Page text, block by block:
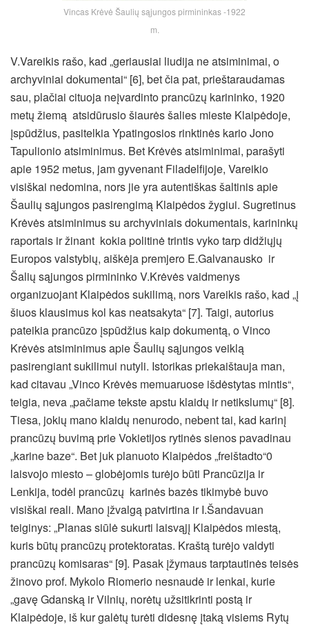
Vincas Krėvė Šaulių sąjungos pirmininkas -1922
m.
V.Vareikis rašo, kad „geriausiai liudija ne atsiminimai, o
archyviniai dokumentai“ [6], bet čia pat, prieštaraudamas
sau, plačiai cituoja neįvardinto prancūzų karininko, 1920
metų žiemą atsidūrusio šiaurės šalies mieste Klaipėdoje,
įspūdžius, pasitelkia Ypatingosios rinktinės kario Jono
Tapulionio atsiminimus. Bet Krėvės atsiminimai, parašyti
apie 1952 metus, jam gyvenant Filadelfijoje, Vareikio
visiškai nedomina, nors jie yra autentiškas šaltinis apie
Šaulių sąjungos pasirengimą Klaipėdos žygiui. Sugretinus
Krėvės atsiminimus su archyviniais dokumentais, karininkų
raportais ir žinant kokia politinė trintis vyko tarp didžiųjų
Europos valstybių, aiškėja premjero E.Galvanausko ir
Šalių sąjungos pirmininko V.Krėvės vaidmenys
organizuojant Klaipėdos sukilimą, nors Vareikis rašo, kad „į
šiuos klausimus kol kas neatsakyta“ [7]. Taigi, autorius
pateikia prancūzo įspūdžius kaip dokumentą, o Vinco
Krėvės atsiminimus apie Šaulių sąjungos veiklą
pasirengiant sukilimui nutyli. Istorikas priekaištauja man,
kad citavau „Vinco Krėvės memuaruose išdėstytas mintis“,
teigia, neva „pačiame tekste apstu klaidų ir netikslumų“ [8].
Tiesa, jokių mano klaidų nenurodo, nebent tai, kad karinį
prancūzų buvimą prie Vokietijos rytinės sienos pavadinau
„karine baze“. Bet juk planuoto Klaipėdos „freištadto“0
laisvojo miesto – globėjomis turėjo būti Prancūzija ir
Lenkija, todėl prancūzų karinės bazės tikimybė buvo
visiškai reali. Mano įžvalgą patvirtina ir I.Šandavuan
teiginys: „Planas siūlė sukurti laisvąjį Klaipėdos miestą,
kuris būtų prancūzų protektoratas. Kraštą turėjo valdyti
prancūzų komisaras“ [9]. Pasak įžymaus tarptautinės teisės
žinovo prof. Mykolo Riomerio nesnaudė ir lenkai, kurie
„gavę Gdanską ir Vilnių, norėtų užsitikrinti postą ir
Klaipėdoje, iš kur galėtų turėti didesnę įtaką visiems Rytų